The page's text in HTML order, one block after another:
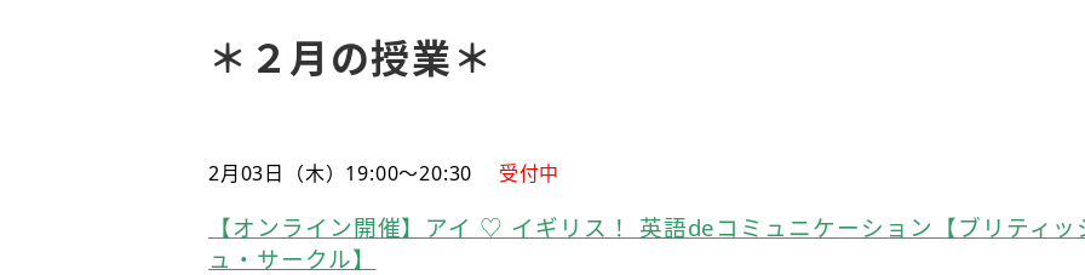
＊２月の授業＊
2月03日（木）19:00〜20:30 受付中
【オンライン開催】アイ ♡ イギリス！ 英語deコミュニケーション【ブリティッ
ュ・サークル】